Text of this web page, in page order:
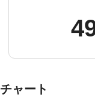
チャート